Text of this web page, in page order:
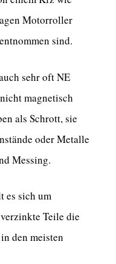
Motorroller
sind.
sehr oft NE
magnetisch
als Schrott, sie
oder Metalle
Messing.
es sich um
Teile die
den meisten